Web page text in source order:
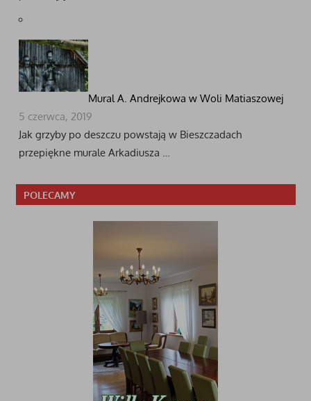
Mural A. Andrejkowa w Woli Matiaszowej
5 czerwca, 2019
Jak grzyby po deszczu powstają w Bieszczadach
przepiękne murale Arkadiusza …
POLECAMY